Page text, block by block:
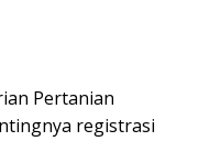
Pertanian
registrasi